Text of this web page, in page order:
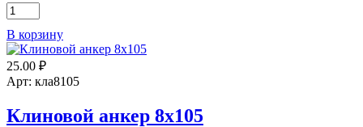
Количество
товара
Клиновой
анкер
20х160
В корзину
25.00 ₽
Арт: кла8105
Клиновой анкер 8х105